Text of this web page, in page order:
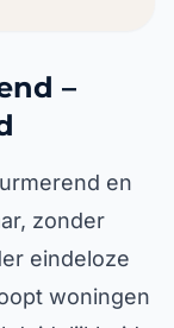
–
en
zonder
eindeloze
woningen